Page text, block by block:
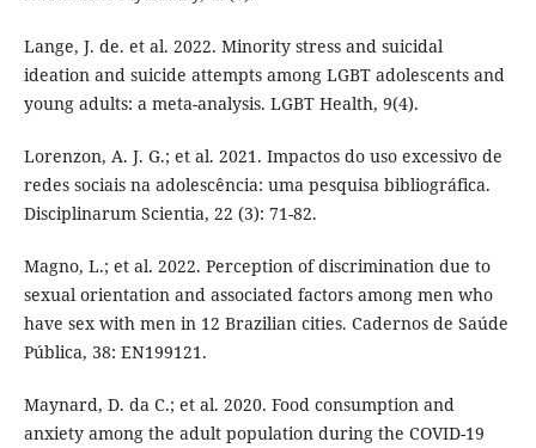
Lange, J. de. et al. 2022. Minority stress and suicidal
ideation and suicide attempts among LGBT adolescents and
young adults: a meta-analysis. LGBT Health, 9(4).
Lorenzon, A. J. G.; et al. 2021. Impactos do uso excessivo de
redes sociais na adolescência: uma pesquisa bibliográfica.
Disciplinarum Scientia, 22 (3): 71-82.
Magno, L.; et al. 2022. Perception of discrimination due to
sexual orientation and associated factors among men who
have sex with men in 12 Brazilian cities. Cadernos de Saúde
Pública, 38: EN199121.
Maynard, D. da C.; et al. 2020. Food consumption and
anxiety among the adult population during the COVID-19